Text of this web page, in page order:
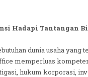
Hadapi Tantangan
dunia usaha yang
memperluas
hukum korporasi,